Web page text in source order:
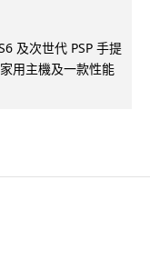
及次世代 PSP 手提
用主機及一款性能